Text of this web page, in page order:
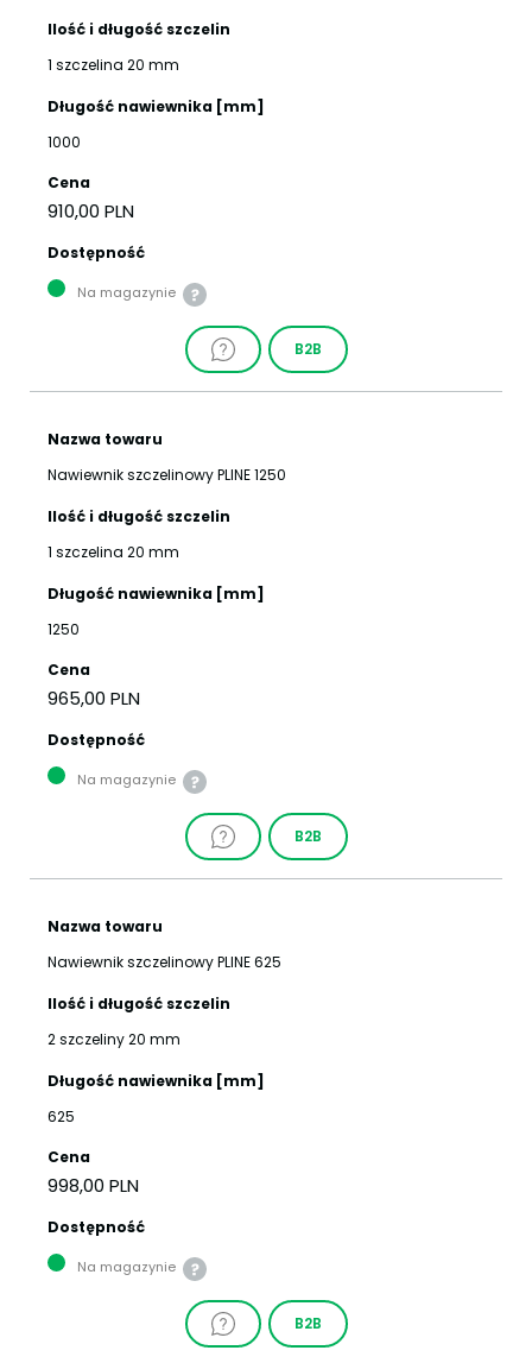
Ilość i długość szczelin
1 szczelina 20 mm
Długość nawiewnika [mm]
1000
Cena
910,00 PLN
Dostępność
Na magazynie
B2B
Nazwa towaru
Nawiewnik szczelinowy PLINE 1250
Ilość i długość szczelin
1 szczelina 20 mm
Długość nawiewnika [mm]
1250
Cena
965,00 PLN
Dostępność
Na magazynie
B2B
Nazwa towaru
Nawiewnik szczelinowy PLINE 625
Ilość i długość szczelin
2 szczeliny 20 mm
Długość nawiewnika [mm]
625
Cena
998,00 PLN
Dostępność
Na magazynie
B2B